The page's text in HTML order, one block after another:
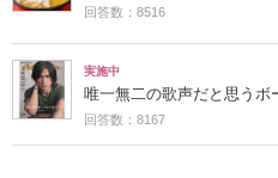
回答数：8516
実施中
唯一無二の歌声だと思うボ
回答数：8167